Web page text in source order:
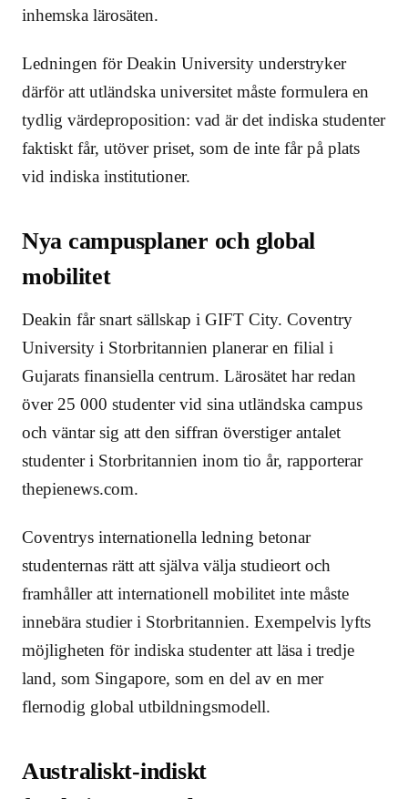
inhemska lärosäten.
Ledningen för Deakin University understryker
därför att utländska universitet måste formulera en
tydlig värdeproposition: vad är det indiska studenter
faktiskt får, utöver priset, som de inte får på plats
vid indiska institutioner.
Nya campusplaner och global
mobilitet
Deakin får snart sällskap i GIFT City. Coventry
University i Storbritannien planerar en filial i
Gujarats finansiella centrum. Lärosätet har redan
över 25 000 studenter vid sina utländska campus
och väntar sig att den siffran överstiger antalet
studenter i Storbritannien inom tio år, rapporterar
thepienews.com.
Coventrys internationella ledning betonar
studenternas rätt att själva välja studieort och
framhåller att internationell mobilitet inte måste
innebära studier i Storbritannien. Exempelvis lyfts
möjligheten för indiska studenter att läsa i tredje
land, som Singapore, som en del av en mer
flernodig global utbildningsmodell.
Australiskt-indiskt